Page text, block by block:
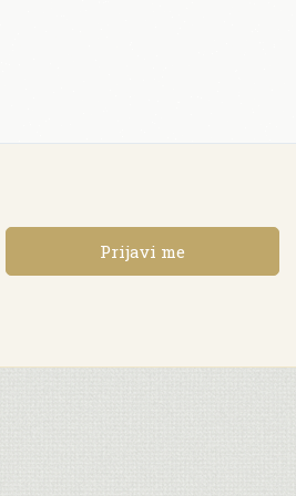
Prijavi me